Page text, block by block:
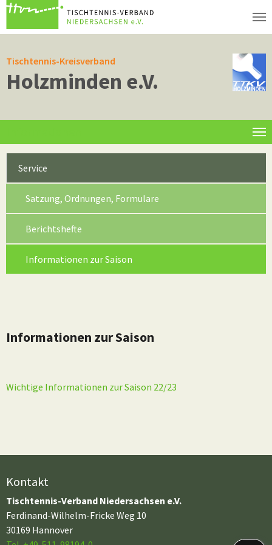
Tischtennis-Kreisverband
Holzminden e.V.
Service
Satzung, Ordnungen, Formulare
Berichtshefte
Informationen zur Saison
Informationen zur Saison
Wichtige Informationen zur Saison 22/23
Kontakt
Tischtennis-Verband Niedersachsen e.V.
Ferdinand-Wilhelm-Fricke Weg 10
30169 Hannover